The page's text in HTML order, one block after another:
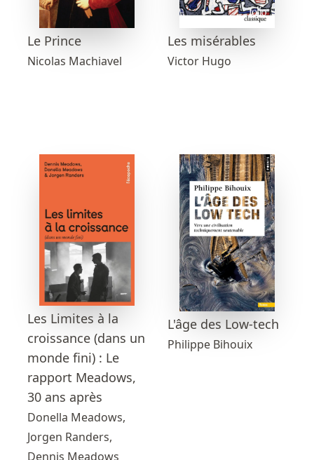
Le Prince
Nicolas Machiavel
Les misérables
Victor Hugo
Les Limites à la
croissance (dans un
monde fini) : Le
rapport Meadows,
30 ans après
Donella Meadows,
Jorgen Randers,
Dennis Meadows
L'âge des Low-tech
Philippe Bihouix